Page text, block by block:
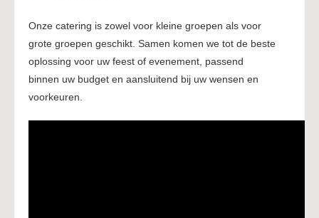
Onze catering is zowel voor kleine groepen als voor
grote groepen geschikt. Samen komen we tot de beste
oplossing voor uw feest of evenement, passend
binnen uw budget en aansluitend bij uw wensen en
voorkeuren.